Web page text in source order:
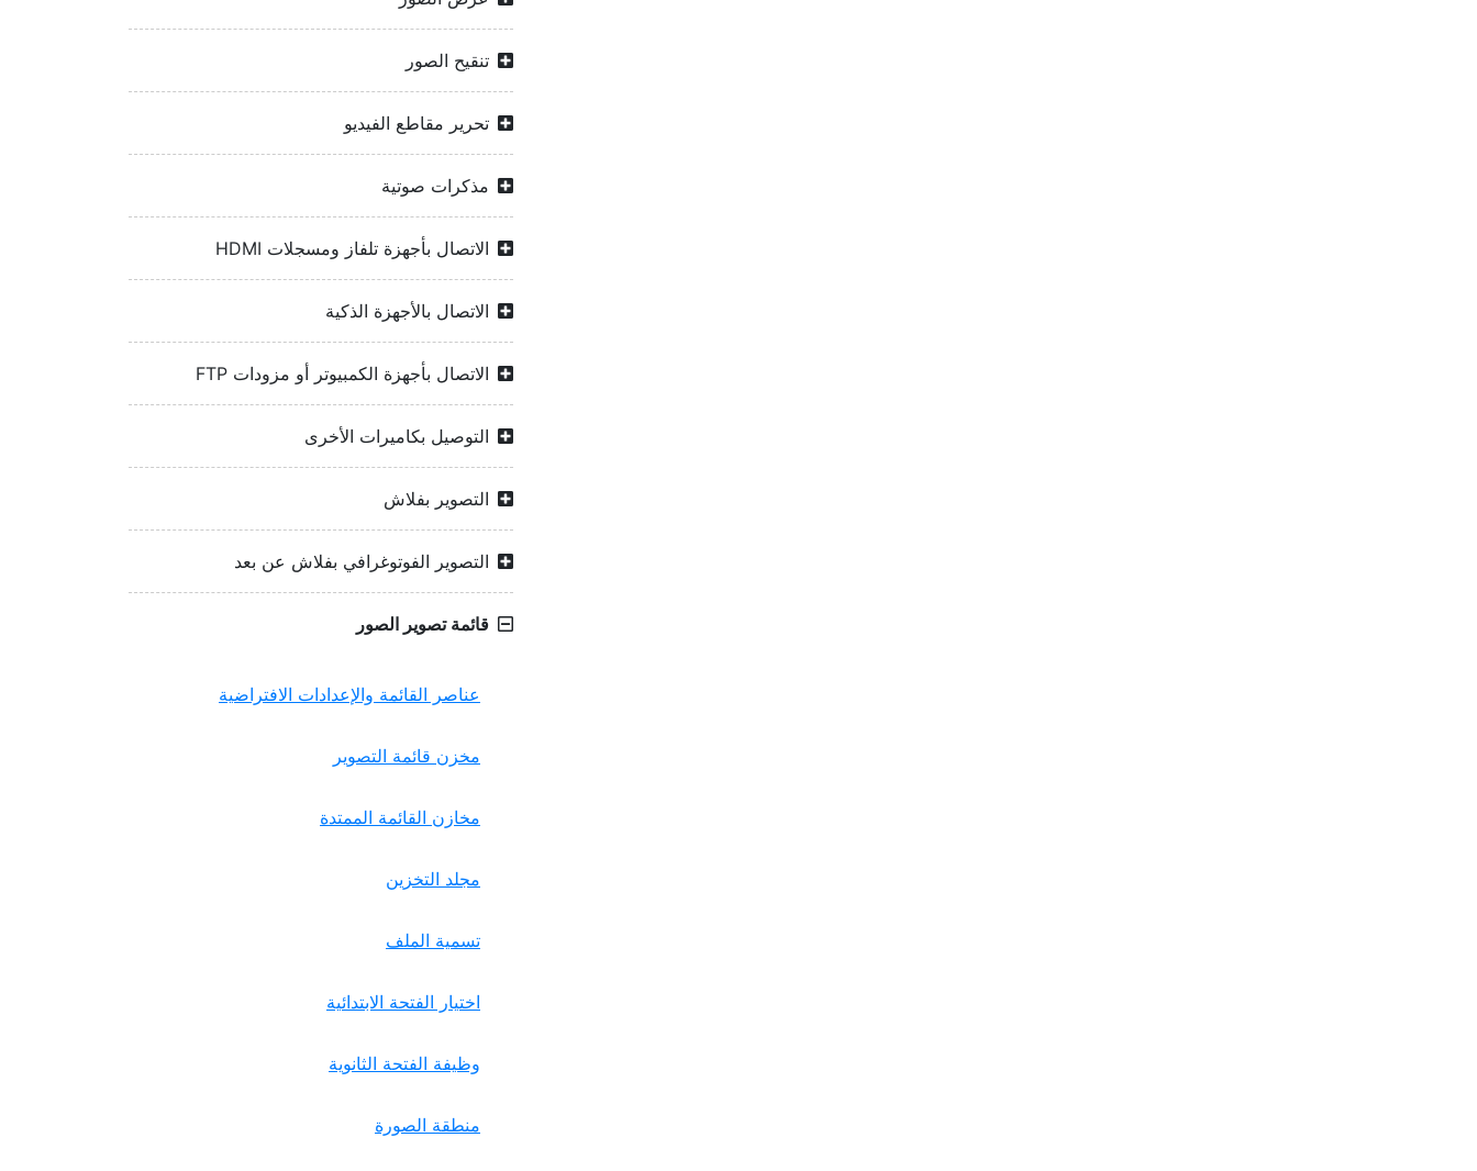
تنقيح الصور
تحرير مقاطع الفيديو
مذكرات صوتية
الاتصال بأجهزة تلفاز ومسجلات HDMI‏
الاتصال بالأجهزة الذكية
الاتصال بأجهزة الكمبيوتر أو مزودات FTP‏
التوصيل بكاميرات الأخرى
التصوير بفلاش
التصوير الفوتوغرافي بفلاش عن بعد
قائمة تصوير الصور
عناصر القائمة والإعدادات الافتراضية
مخزن قائمة التصوير
مخازن القائمة الممتدة
مجلد التخزين
تسمية الملف
اختيار الفتحة الابتدائية
وظيفة الفتحة الثانوية
منطقة الصورة